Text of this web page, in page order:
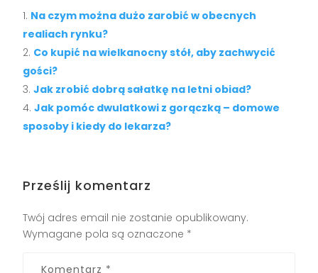
Na czym można dużo zarobić w obecnych
realiach rynku?
Co kupić na wielkanocny stół, aby zachwycić
gości?
Jak zrobić dobrą sałatkę na letni obiad?
Jak pomóc dwulatkowi z gorączką – domowe
sposoby i kiedy do lekarza?
Prześlij komentarz
Twój adres email nie zostanie opublikowany.
Wymagane pola są oznaczone *